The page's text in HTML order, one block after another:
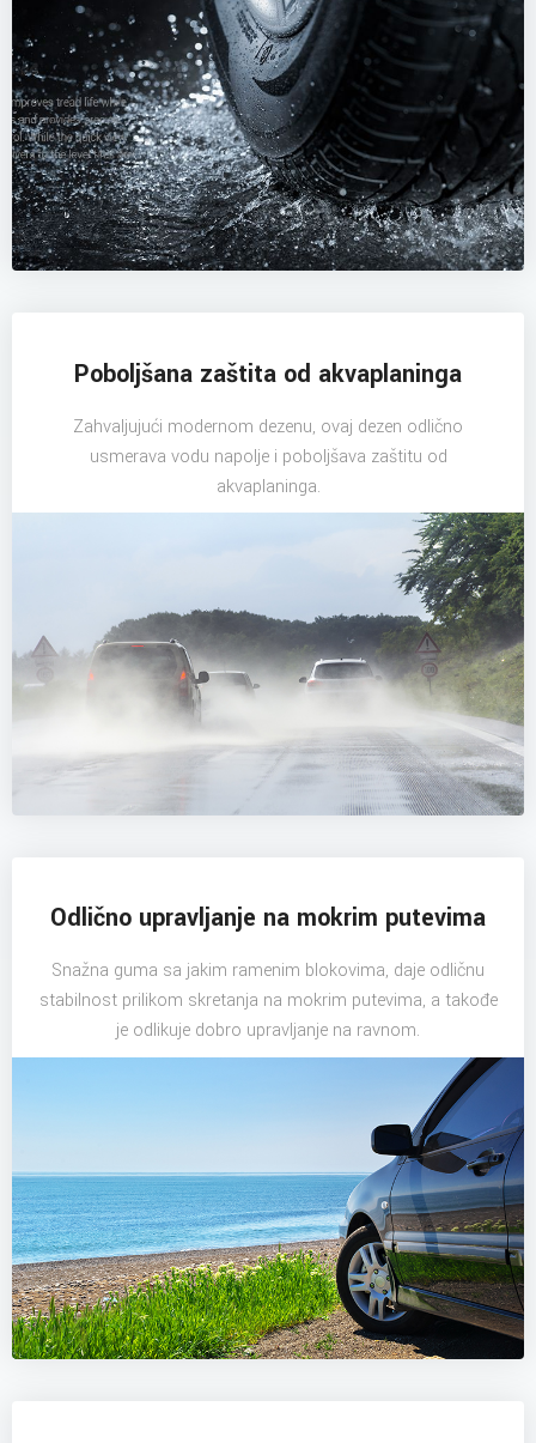
Poboljšana zaštita od akvaplaninga
Zahvaljujući modernom dezenu, ovaj dezen odlično
usmerava vodu napolje i poboljšava zaštitu od
akvaplaninga.
Odlično upravljanje na mokrim putevima
Snažna guma sa jakim ramenim blokovima, daje odličnu
stabilnost prilikom skretanja na mokrim putevima, a takođe
je odlikuje dobro upravljanje na ravnom.